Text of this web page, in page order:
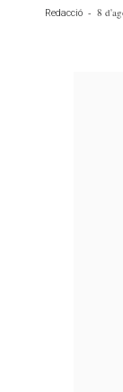
Redacció - 8